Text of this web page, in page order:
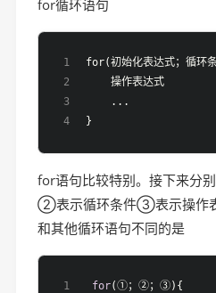
for循环语句
for(初始化表达式；循环
    操作表达式
    ...
}
for语句比较特别。接下来分
②表示循环条件③表示操作
和其他循环语句不同的是
for(①；②；③){